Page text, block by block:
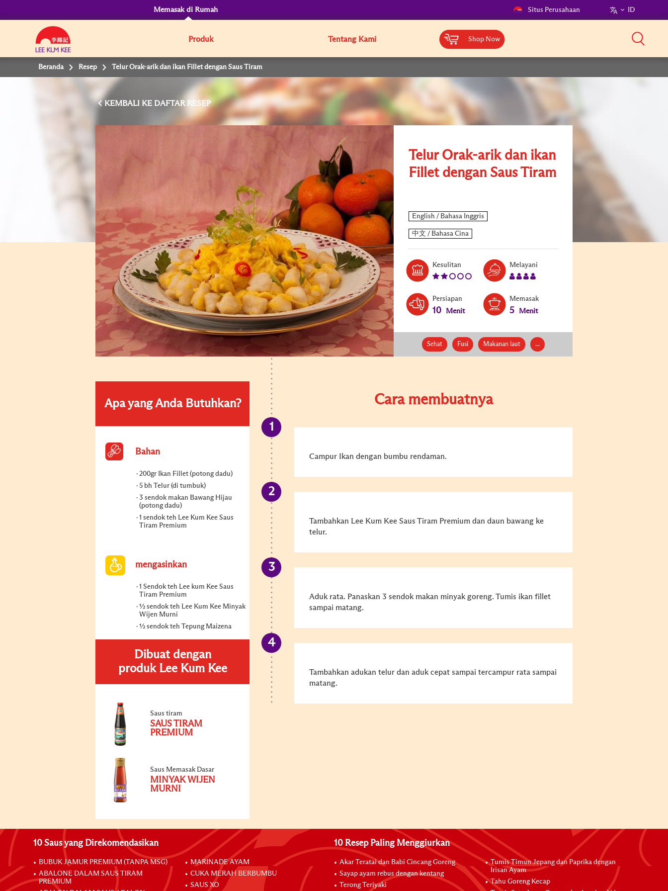
Memasak di Rumah Situs Perusahaan ID
Produk Tentang Kami Shop Now
Beranda Resep Telur Orak-arik dan ikan Fillet dengan Saus Tiram
KEMBALI
Telur Orak-arik dan ikan
Fillet dengan Saus Tiram
Kesulitan Melayani
Persiapan
10 Menit
Memasak
5 Menit
Sehat Fusi Makanan laut ...
Apa yang Anda Butuhkan?
Bahan
200gr Ikan Fillet (potong dadu)
5 bh Telur (di tumbuk)
3 sendok makan Bawang Hijau
(potong dadu)
1 sendok teh Lee Kum Kee Saus
Tiram Premium
mengasinkan
1 Sendok teh Lee kum Kee Saus
Tiram Premium
½ sendok teh Lee Kum Kee Minyak
Wijen Murni
½ sendok teh Tepung Maizena
Dibuat dengan
produk Lee Kum Kee
Saus tiram
SAUS TIRAM
PREMIUM
Saus Memasak Dasar
MINYAK WIJEN
MURNI
Cara membuatnya
Campur Ikan dengan bumbu rendaman.
Tambahkan Lee Kum Kee Saus Tiram Premium dan daun bawang ke
telur.
Aduk rata. Panaskan 3 sendok makan minyak goreng. Tumis ikan fillet
sampai matang.
Tambahkan adukan telur dan aduk cepat sampai tercampur rata sampai
matang.
10 Saus yang Direkomendasikan
BUBUK JAMUR PREMIUM (TANPA MSG)
ABALONE DALAM SAUS TIRAM
PREMIUM
MARINADE AYAM
CUKA MERAH BERBUMBU
SAUS XO
10 Resep Paling Menggiurkan
Akar Teratai dan Babi Cincang Goreng
Sayap ayam rebus dengan kentang
Terong Teriyaki
Tumis Timun Jepang dan Paprika dengan
Irisan Ayam
Tahu Goreng Kecap